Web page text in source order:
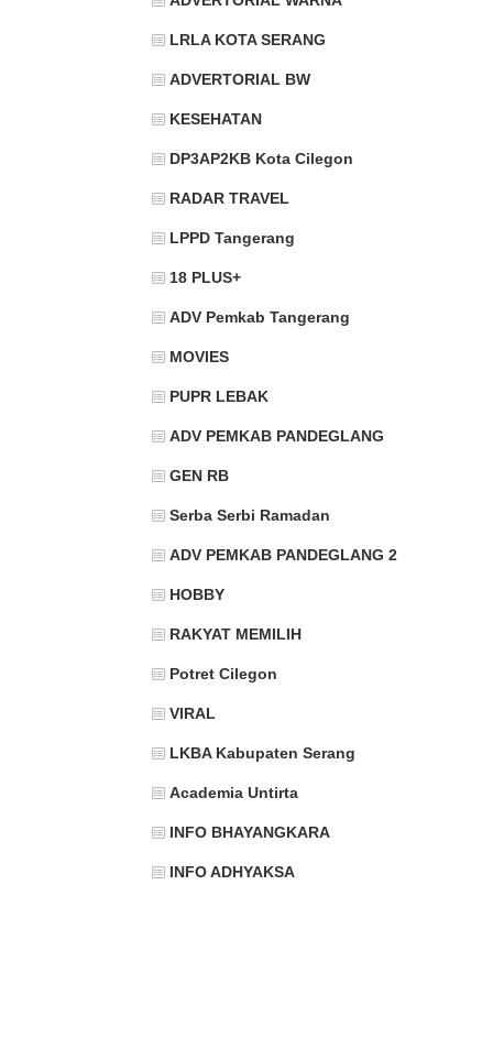
LRLA KOTA SERANG
ADVERTORIAL BW
KESEHATAN
DP3AP2KB Kota Cilegon
RADAR TRAVEL
LPPD Tangerang
18 PLUS+
ADV Pemkab Tangerang
MOVIES
PUPR LEBAK
ADV PEMKAB PANDEGLANG
GEN RB
Serba Serbi Ramadan
ADV PEMKAB PANDEGLANG 2
HOBBY
RAKYAT MEMILIH
Potret Cilegon
VIRAL
LKBA Kabupaten Serang
Academia Untirta
INFO BHAYANGKARA
INFO ADHYAKSA